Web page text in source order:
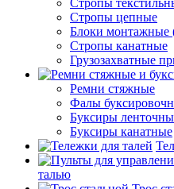
Стропы
Стропы цепные
Блоки монтажные
Стропы канатные
Грузозахватные
Ремни стяжные
Фалы
Буксиры
Буксиры канатные
талью